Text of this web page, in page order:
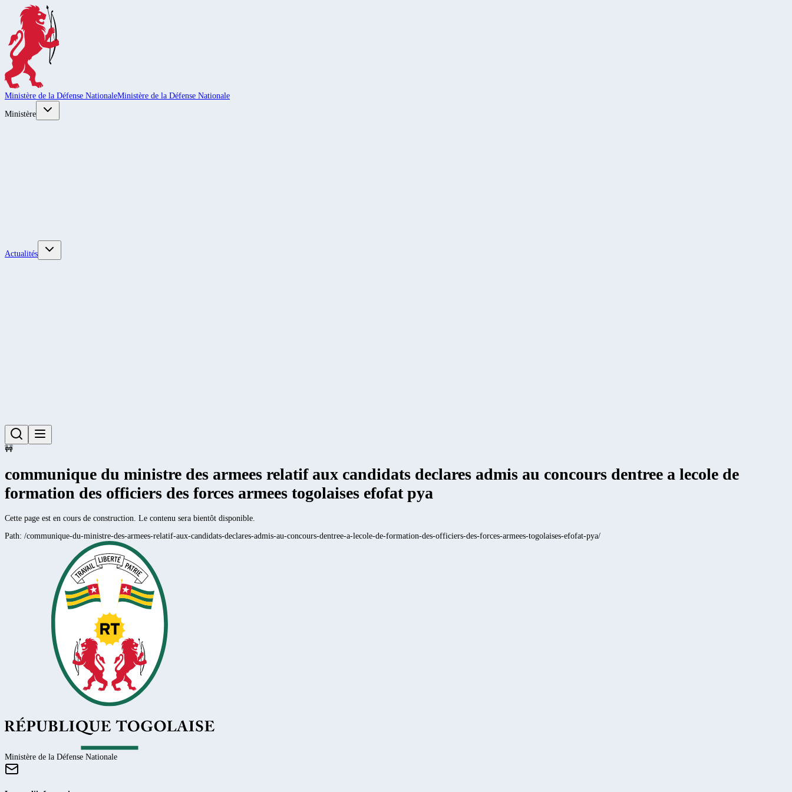
Ministère de la Défense NationaleMinistère de la Défense Nationale
Ministère
Actualités
🚧
communique du ministre des armees relatif aux candidats declares admis au concours dentree a lecole de
formation des officiers des forces armees togolaises efofat pya
Cette page est en cours de construction. Le contenu sera bientôt disponible.
Path: /communique-du-ministre-des-armees-relatif-aux-candidats-declares-admis-au-concours-dentree-a-lecole-de-formation-des-officiers-des-forces-armees-togolaises-efofat-pya/
Ministère de la Défense Nationale